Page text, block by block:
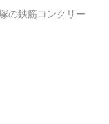
の鉄筋コンクリー